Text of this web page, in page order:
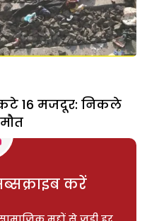
16 मजदूर: निकले
करें